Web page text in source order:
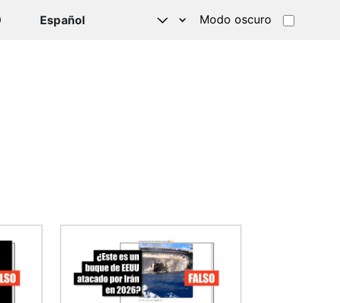
Modo oscuro